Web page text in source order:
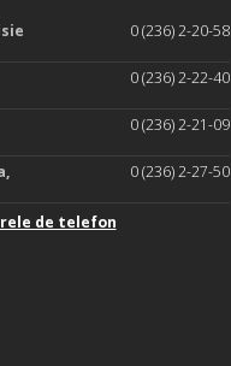
0 (236) 2-20-58
0 (236) 2-22-40
0 (236) 2-21-09
0 (236) 2-27-50
de telefon